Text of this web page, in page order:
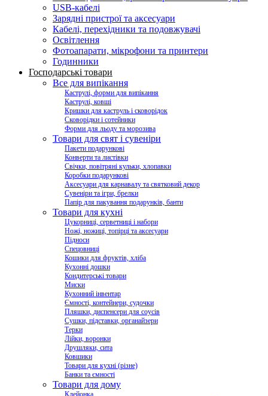
USB-кабелі
Зарядні пристрої та аксесуари
Кабелі, перехідники та подовжувачі
Освітлення
Фотоапарати, мікрофони та принтери
Годинники
Господарські товари
Все для випікання
Каструлі, форми для випікання
Каструлі, ковші
Кришки для каструль і сковорідок
Сковорідки і сотейники
Форми для льоду та морозива
Товари для свят і сувеніри
Пакети подарункові
Конверти та листівки
Свічки, повітряні кульки, хлопавки
Коробки подарункові
Аксесуари для карнавалу та святковий декор
Сувеніри та ігри, брелки
Папір для пакування подарунків, банти
Товари для кухні
Цукорниці, серветниці і набори
Ножі, ножиці, топірці та аксесуари
Підноси
Спецовниці
Кошики для фруктів, хліба
Кухонні дошки
Кондитерські товари
Миски
Кухонний інвентар
Ємності, контейнери, судочки
Пляшки, диспенсери для соусів
Сушки, підставки, органайзери
Терки
Лійки, воронки
Друшляки, сита
Ковшики
Товари для кухні (різне)
Банки та ємності
Товари для дому
Клейонка